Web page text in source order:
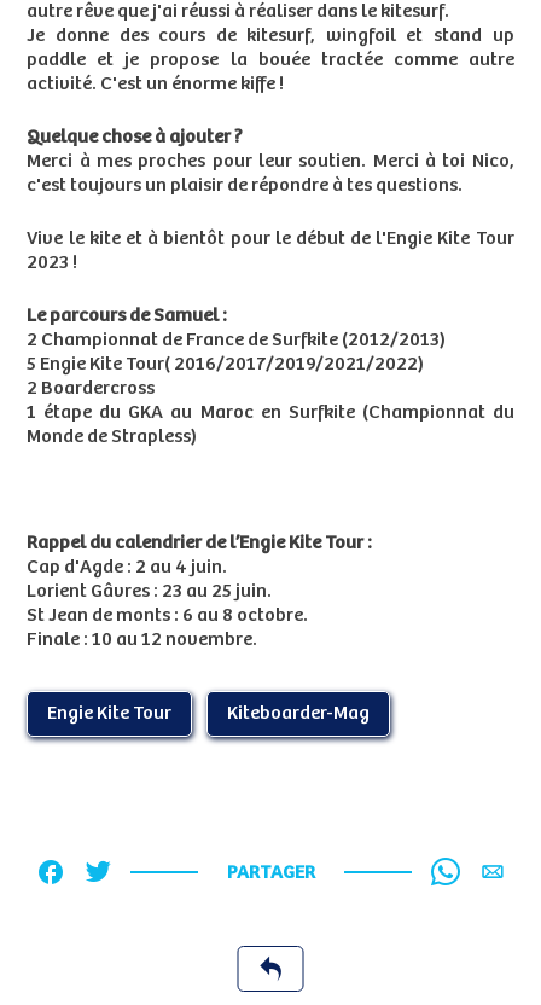
autre rêve que j'ai réussi à réaliser dans le kitesurf.
Je donne des cours de kitesurf, wingfoil et stand up
paddle et je propose la bouée tractée comme autre
activité. C'est un énorme kiffe !
Quelque chose à ajouter ?
Merci à mes proches pour leur soutien. Merci à toi Nico,
c'est toujours un plaisir de répondre à tes questions.
Vive le kite et à bientôt pour le début de l'Engie Kite Tour
2023 !
Le parcours de Samuel :
2 Championnat de France de Surfkite (2012/2013)
5 Engie Kite Tour( 2016/2017/2019/2021/2022)
2 Boardercross
1 étape du GKA au Maroc en Surfkite (Championnat du
Monde de Strapless)
Rappel du calendrier de l’Engie Kite Tour :
Cap d'Agde : 2 au 4 juin.
Lorient Gâvres : 23 au 25 juin.
St Jean de monts : 6 au 8 octobre.
Finale : 10 au 12 novembre.
Engie Kite Tour Kiteboarder-Mag
PARTAGER